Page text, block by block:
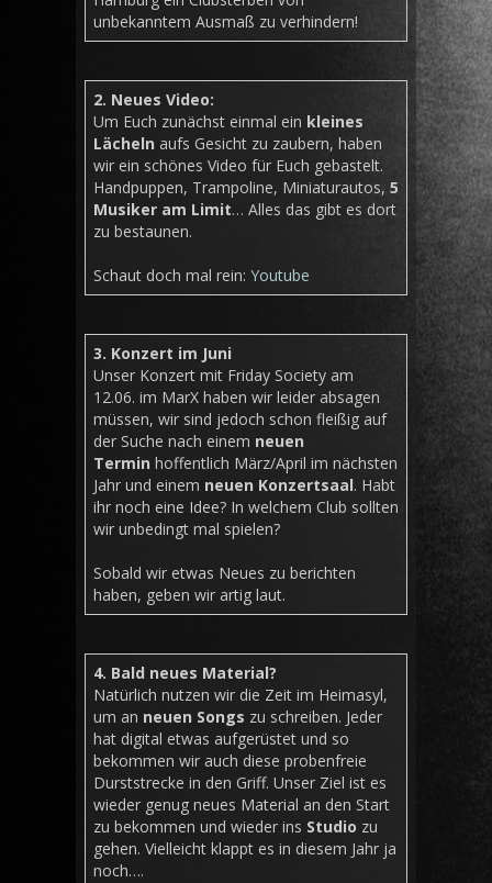
unbekanntem Ausmaß zu verhindern!
2. Neues Video:
Um Euch zunächst einmal ein kleines
Lächeln aufs Gesicht zu zaubern, haben
wir ein schönes Video für Euch gebastelt.
Handpuppen, Trampoline, Miniaturautos, 5
Musiker am Limit… Alles das gibt es dort
zu bestaunen.
Schaut doch mal rein: Youtube
3. Konzert im Juni
Unser Konzert mit Friday Society am
12.06. im MarX haben wir leider absagen
müssen, wir sind jedoch schon fleißig auf
der Suche nach einem neuen
Termin hoffentlich März/April im nächsten
Jahr und einem neuen Konzertsaal. Habt
ihr noch eine Idee? In welchem Club sollten
wir unbedingt mal spielen?
Sobald wir etwas Neues zu berichten
haben, geben wir artig laut.
4. Bald neues Material?
Natürlich nutzen wir die Zeit im Heimasyl,
um an neuen Songs zu schreiben. Jeder
hat digital etwas aufgerüstet und so
bekommen wir auch diese probenfreie
Durststrecke in den Griff. Unser Ziel ist es
wieder genug neues Material an den Start
zu bekommen und wieder ins Studio zu
gehen. Vielleicht klappt es in diesem Jahr ja
noch….